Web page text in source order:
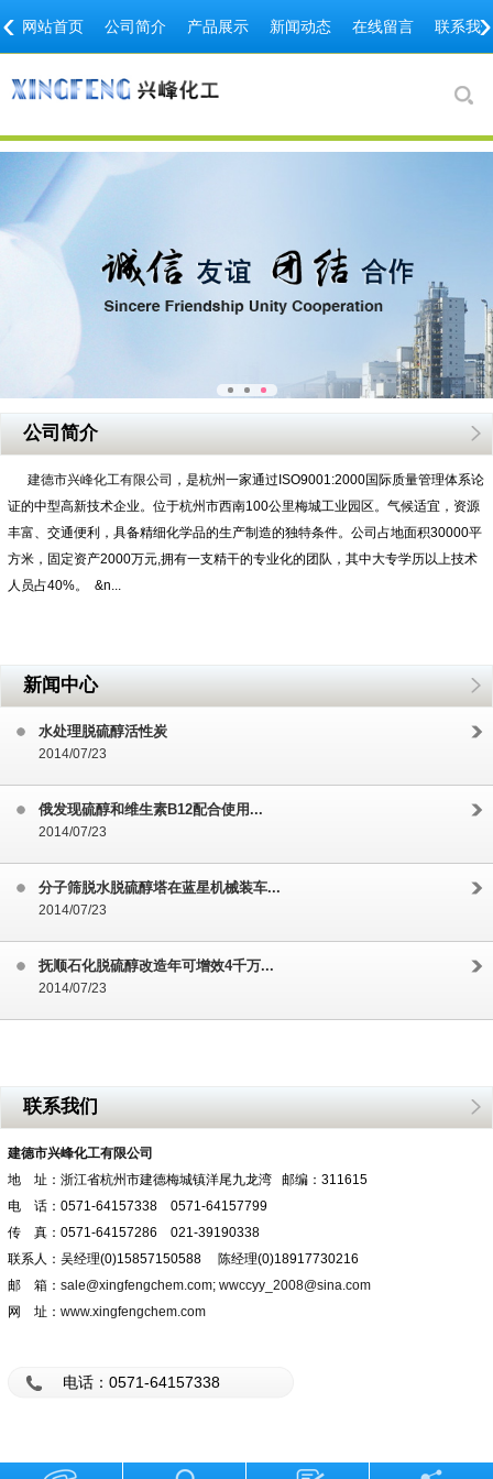
网站首页 公司简介 产品展示 新闻动态 在线留言 联系我
‹ ›
公司简介
建德市兴峰化工有限公司 ，是杭州一家通过ISO9001:2000国际质量管理体系论
证的中型高新技术企业。位于杭州市西南100公里梅城工业园区。气候适宜，资源
丰富、交通便利，具备精细化学品的生产制造的独特条件。公司占地面积30000平
方米，固定资产2000万元,拥有一支精干的专业化的团队，其中大专学历以上技术
人员占40%。 &n...
新闻中心
水处理脱硫醇活性炭
2014/07/23
俄发现硫醇和维生素B12配合使用...
2014/07/23
分子筛脱水脱硫醇塔在蓝星机械装车...
2014/07/23
抚顺石化脱硫醇改造年可增效4千万...
2014/07/23
联系我们
建德市兴峰化工有限公司
地 址：浙江省杭州市建德梅城镇洋尾九龙湾 邮编：311615
电 话：0571-64157338 0571-64157799
传 真：0571-64157286 021-39190338
联系人：吴经理(0)15857150588 陈经理(0)18917730216
邮 箱： sale@xingfengchem.com; wwccyy_2008@sina.com
网 址： www.xingfengchem.com
电话：0571-64157338